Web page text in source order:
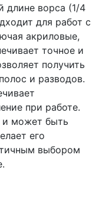
длине ворса (1/4
для работ с
акриловые,
точное и
получить
и разводов.
при работе.
и может быть
его
выбором